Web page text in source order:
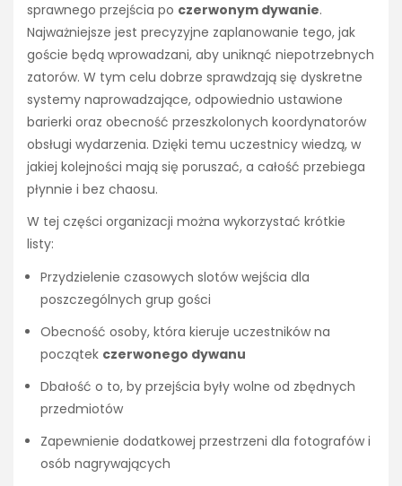
sprawnego przejścia po czerwonym dywanie.
Najważniejsze jest precyzyjne zaplanowanie tego, jak
goście będą wprowadzani, aby uniknąć niepotrzebnych
zatorów. W tym celu dobrze sprawdzają się dyskretne
systemy naprowadzające, odpowiednio ustawione
barierki oraz obecność przeszkolonych koordynatorów
obsługi wydarzenia. Dzięki temu uczestnicy wiedzą, w
jakiej kolejności mają się poruszać, a całość przebiega
płynnie i bez chaosu.
W tej części organizacji można wykorzystać krótkie
listy:
Przydzielenie czasowych slotów wejścia dla
poszczególnych grup gości
Obecność osoby, która kieruje uczestników na
początek czerwonego dywanu
Dbałość o to, by przejścia były wolne od zbędnych
przedmiotów
Zapewnienie dodatkowej przestrzeni dla fotografów i
osób nagrywających